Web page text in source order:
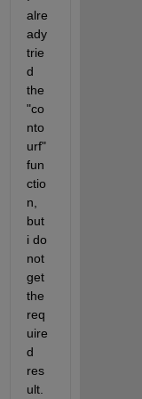
alre
ady
trie
d
the
"co
nto
urf"
fun
ctio
n,
but
i do
not
get
the
req
uire
d
res
ult.